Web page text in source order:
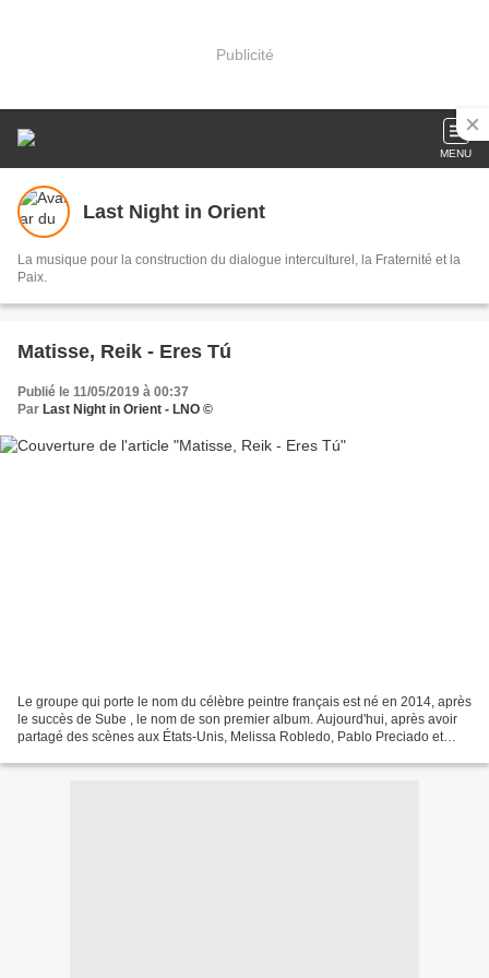
Publicité
MENU
Last Night in Orient
La musique pour la construction du dialogue interculturel, la Fraternité et la
Paix.
Matisse, Reik - Eres Tú
Publié le 11/05/2019 à 00:37
Par Last Night in Orient - LNO ©
Le groupe qui porte le nom du célèbre peintre français est né en 2014, après
le succès de Sube , le nom de son premier album. Aujourd'hui, après avoir
partagé des scènes aux États-Unis, Melissa Robledo, Pablo Preciado et